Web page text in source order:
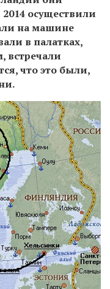
осуществили
на машине
в палатках,
встречали
что это были,